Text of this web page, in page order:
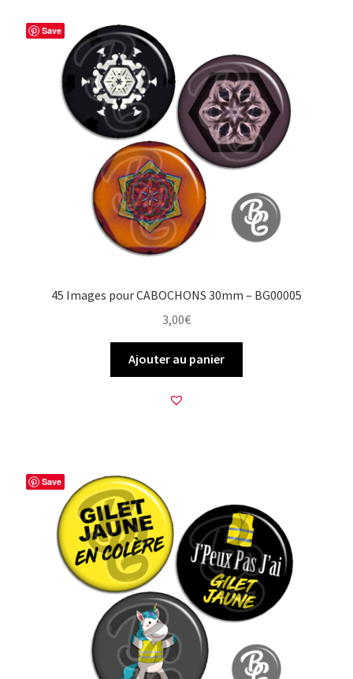
o
o
s
r
g
e
r
Save
45 Images pour CABOCHONS 30mm – BG00005
3,00€
Ajouter au panier
Save